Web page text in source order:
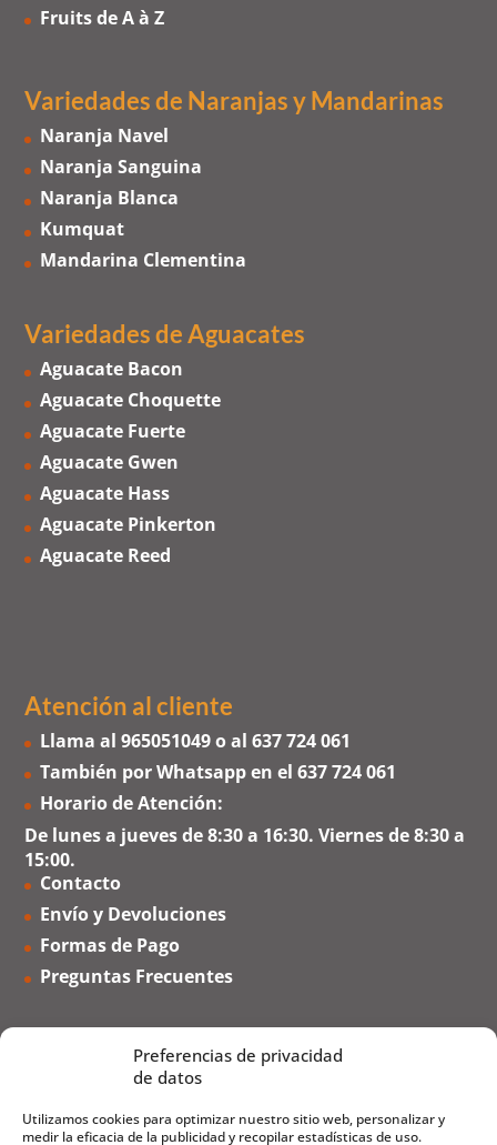
Preferencias de privacidad
de datos
Utilizamos cookies para optimizar nuestro sitio web, personalizar y
medir la eficacia de la publicidad y recopilar estadísticas de uso.
Fruits de A à Z
Variedades de NaranjasyMandarinas
Naranja Navel
Naranja Sanguina
Naranja Blanca
Kumquat
Mandarina Clementina
Variedades de Aguacates
Aguacate Bacon
Aguacate Choquette
Aguacate Fuerte
Aguacate Gwen
Aguacate Hass
Aguacate Pinkerton
Aguacate Reed
Atención al cliente
Llama al965051049o al637 724 061
También por Whatsapp en el637 724 061
Horario de Atención:
De lunes a jueves de 8:30 a 16:30. Viernes de 8:30 a
15:00.
Contacto
Envío y Devoluciones
Formas de Pago
Preguntas Frecuentes